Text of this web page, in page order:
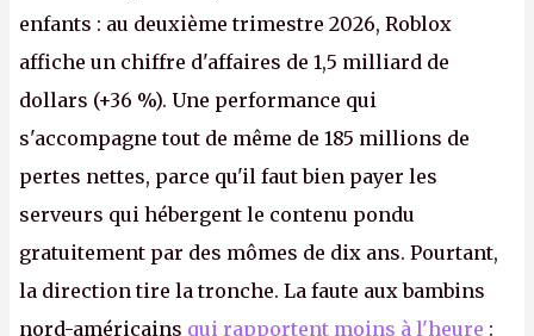
enfants : au deuxième trimestre 2026, Roblox
affiche un chiffre d'affaires de 1,5 milliard de
dollars (+36 %). Une performance qui
s'accompagne tout de même de 185 millions de
pertes nettes, parce qu'il faut bien payer les
serveurs qui hébergent le contenu pondu
gratuitement par des mômes de dix ans. Pourtant,
la direction tire la tronche. La faute aux bambins
nord-américains qui rapportent moins à l'heure :